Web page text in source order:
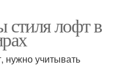
стиля лофт в
нужно учитывать